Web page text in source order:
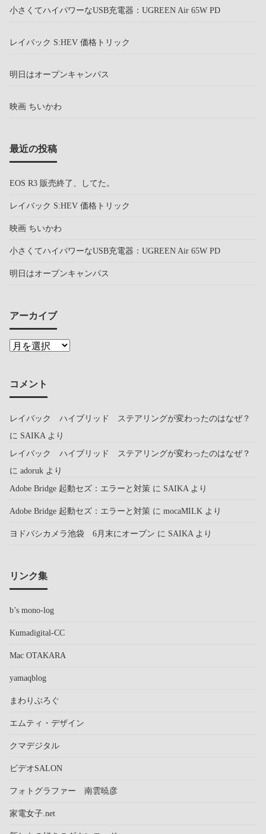
小さくてハイパワーなUSB充電器：UGREEN Air 65W PD
レイバック S:HEV 価格トリック
明日はオープンキャンパス
映画 ちいかわ
最近の投稿
EOS R3 販売終了、してた。
レイバック S:HEV 価格トリック
映画 ちいかわ
小さくてハイパワーなUSB充電器：UGREEN Air 65W PD
明日はオープンキャンパス
アーカイブ
コメント
レイバック ハイブリッド ステアリングが変わったのはなぜ？
に SAIKA より
レイバック ハイブリッド ステアリングが変わったのはなぜ？
に adoruk より
Adobe Bridge 起動セズ：エラーと対策 に SAIKA より
Adobe Bridge 起動セズ：エラーと対策 に mocaMILK より
ヨドバシカメラ池袋 6月末にオープン に SAIKA より
リンク集
b’s mono-log
Kumadigital-CC
Mac OTAKARA
yamaqblog
まわりぶろぐ
エムティ・デザイン
クマデジタル
ビデオSALON
フォトグラファー 南雲暁彦
家電女子.net